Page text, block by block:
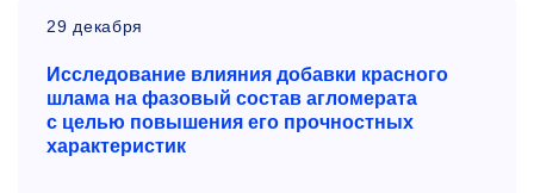
29 декабря
Исследование влияния добавки красного
шлама на фазовый состав агломерата
с целью повышения его прочностных
характеристик